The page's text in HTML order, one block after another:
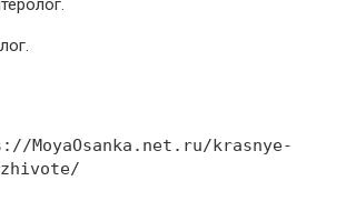
MoyaOsanka.net.ru/krasnye-